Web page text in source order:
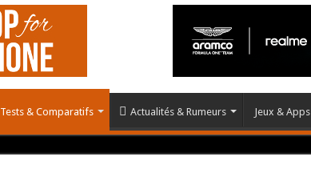
Tests & Comparatifs Actualités & Rumeurs Jeux & Apps